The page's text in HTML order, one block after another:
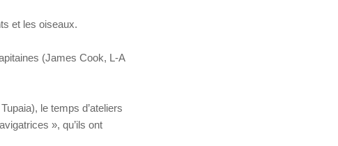
et les oiseaux.
(James Cook, L-A
le temps d’ateliers
», qu’ils ont